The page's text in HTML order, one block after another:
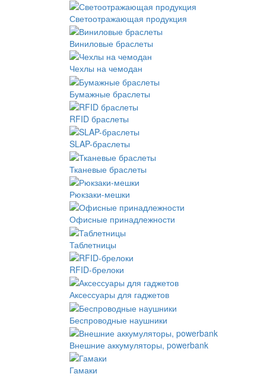
Светоотражающая продукция
Виниловые браслеты
Чехлы на чемодан
Бумажные браслеты
RFID браслеты
SLAP-браслеты
Тканевые браслеты
Рюкзаки-мешки
Офисные принадлежности
Таблетницы
RFID-брелоки
Аксессуары для гаджетов
Беспроводные наушники
Внешние аккумуляторы, powerbank
Гамаки